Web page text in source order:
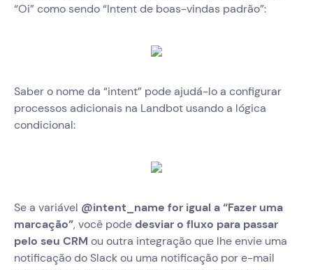
“Oi” como sendo “Intent de boas-vindas padrão”:
Saber o nome da “intent” pode ajudá-lo a configurar
processos adicionais na Landbot usando a lógica
condicional:
Se a variável @intent_name for igual a “Fazer uma
marcação”, você podedesviar o fluxo para passar
pelo seu CRM ou outra integração que lhe envie uma
notificação do Slack ou uma notificação por e-mail